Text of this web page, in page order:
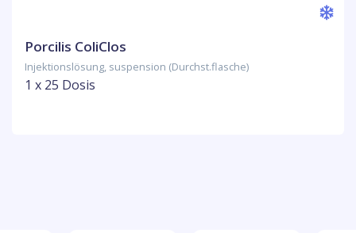
Porcilis ColiClos
Injektionslösung, suspension (Durchst.flasche)
1 x 25 Dosis